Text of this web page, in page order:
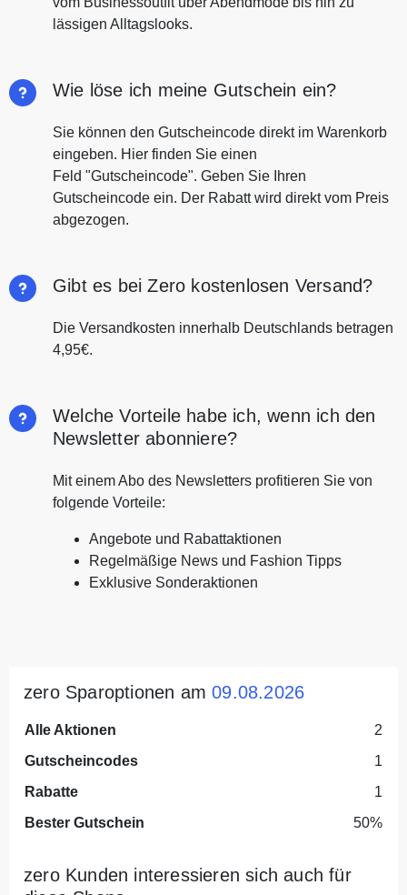
lässigen Alltagslooks.
Wie löse ich meine Gutschein ein?
Sie können den Gutscheincode direkt im Warenkorb
eingeben. Hier finden Sie einen
Feld "Gutscheincode". Geben Sie Ihren
Gutscheincode ein. Der Rabatt wird direkt vom Preis
abgezogen.
Gibt es bei Zero kostenlosen Versand?
Die Versandkosten innerhalb Deutschlands betragen
4,95€.
Welche Vorteile habe ich, wenn ich den
Newsletter abonniere?
Mit einem Abo des Newsletters profitieren Sie von
folgende Vorteile:
Angebote und Rabattaktionen
Regelmäßige News und Fashion Tipps
Exklusive Sonderaktionen
zero Sparoptionen am09.08.2026
Alle Aktionen
2
Gutscheincodes
1
Rabatte
1
Bester Gutschein
50%
zero Kunden interessieren sich auch für